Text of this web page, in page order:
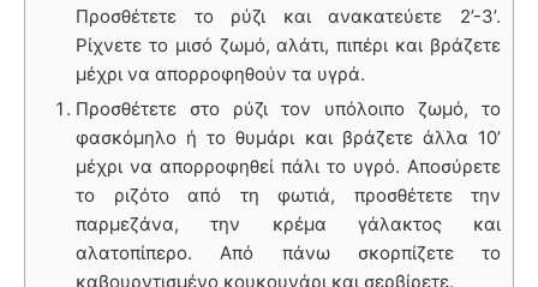
Προσθέτετε το ρύζι και ανακατεύετε 2’-3’.
Ρίχνετε το μισό ζωμό, αλάτι, πιπέρι και βράζετε
μέχρι να απορροφηθούν τα υγρά.
Προσθέτετε στο ρύζι τον υπόλοιπο ζωμό, το
φασκόμηλο ή το θυμάρι και βράζετε άλλα 10’
μέχρι να απορροφηθεί πάλι το υγρό. Αποσύρετε
το ριζότο από τη φωτιά, προσθέτετε την
παρμεζάνα, την κρέμα γάλακτος και
αλατοπίπερο. Aπό πάνω σκορπίζετε το
καβουρντισμένο κουκουνάρι και σερβίρετε.